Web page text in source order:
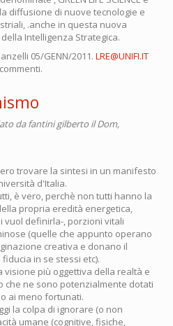
diffusione di nuove tecnologie e
.anche in questa nuova
Intelligenza Strategica.
05/GENN/2011. LRE@UNIFI.IT
dafantini gilberto il Dom,
trovare la sintesi in un manifesto
d'Italia.
è vero, perchè non tutti hanno la
propria eredità energetica,
vuol definirla-, porzioni vitali
(quelle che appunto operano
creativa e donano il
in se stessi etc).
più oggettiva della realtà e
che ne sono potenzialmente dotati
ai meno fortunati.
la colpa di ignorare (o non
umane (cognitive, fisiche,